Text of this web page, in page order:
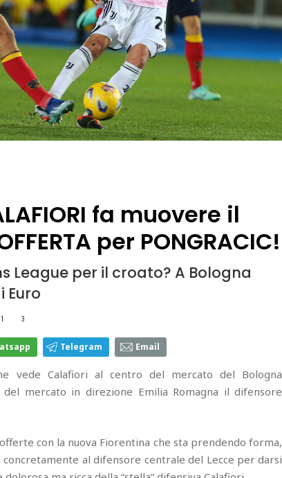
fa muovere il
per PONGRACIC!
League per il croato? A Bologna
Euro
3
Telegram Email
vede Calafiori al centro del mercato del Bologna
mercato in direzione Emilia Romagna il difensore
con la nuova Fiorentina che sta prendendo forma,
al difensore centrale del Lecce per darsi